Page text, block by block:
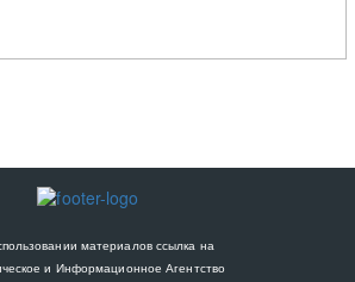
материалов ссылка на
и Информационное Агентство